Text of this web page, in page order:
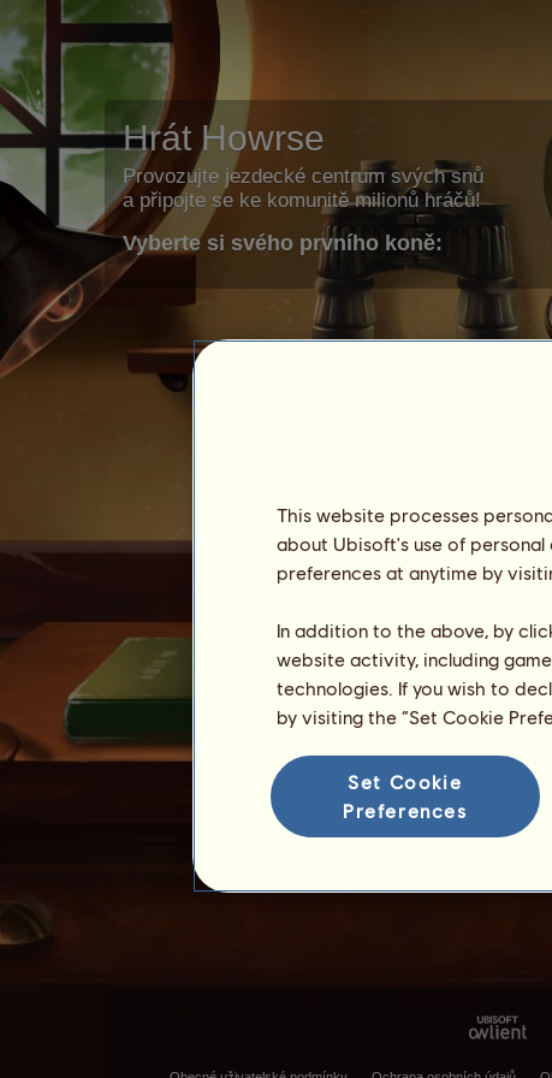
Hrát Howrse
Provozujte jezdecké centrum svých snů
a připojte se ke komunitě milionů hráčů!
Vyberte si svého prvního koně:
This website processes
about Ubisoft's use of personal
preferences at anytime by
In addition to the above, by
website activity, including
technologies. If you wish to
by visiting the “Set Cookie
Set Cookie
Preferences